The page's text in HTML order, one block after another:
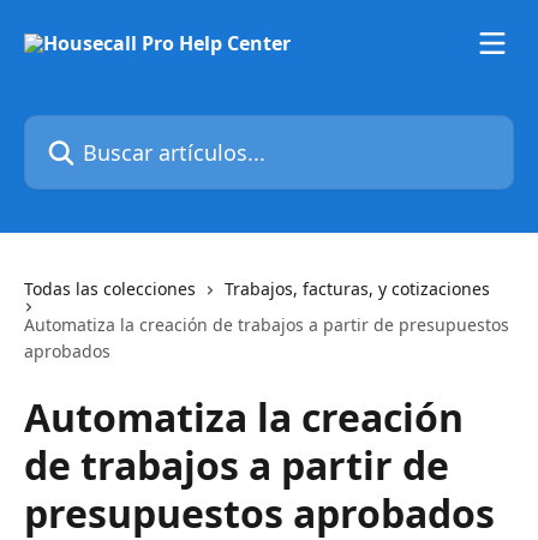
Buscar artículos...
Todas las colecciones
Trabajos, facturas, y cotizaciones
Automatiza la creación de trabajos a partir de presupuestos
aprobados
Automatiza la creación
de trabajos a partir de
presupuestos aprobados